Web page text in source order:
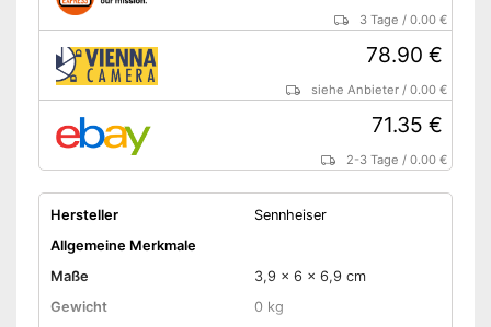
3 Tage /0.00 €
78.90 €
siehe Anbieter /0.00 €
71.35 €
2-3 Tage /0.00 €
Hersteller
Sennheiser
Allgemeine Merkmale
Maße
3,9 x 6 x 6,9 cm
Gewicht
0 kg